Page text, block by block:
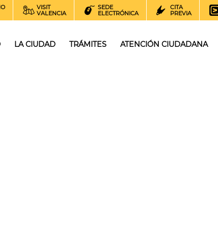
VISIT
VALENCIA
SEDE
ELECTRÓNICA
CITA
PREVIA
LA CIUDAD TRÁMITES ATENCIÓN CIUDADANA